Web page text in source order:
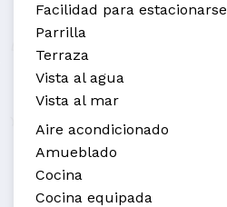
Facilidad para estacionarse
Parrilla
Terraza
Vista al agua
Vista al mar
Aire acondicionado
Amueblado
Cocina
Cocina equipada